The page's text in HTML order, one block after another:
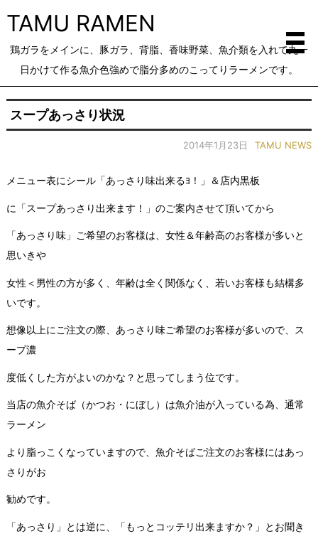
TAMU RAMEN
鶏ガラをメインに、豚ガラ、背脂、香味野菜、魚介類を入れて丸一
日かけて作る魚介色強めで脂分多めのこってりラーメンです。
スープあっさり状況
2014年1月23日 TAMU NEWS
メニュー表にシール「あっさり味出来るﾖ！」＆店内黒板
に「スープあっさり出来ます！」のご案内させて頂いてから
「あっさり味」ご希望のお客様は、女性＆年齢高のお客様が多いと
思いきや
女性＜男性の方が多く、年齢は全く関係なく、若いお客様も結構多
いです。
想像以上にご注文の際、あっさり味ご希望のお客様が多いので、ス
ープ濃
度低くした方がよいのかな？と思ってしまう位です。
当店の魚介そば（かつお・にぼし）は魚介油が入っている為、通常
ラーメン
より脂っこくなっていますので、魚介そばご注文のお客様にはあっ
さりがお
勧めです。
「あっさり」とは逆に、「もっとコッテリ出来ますか？」とお聞き